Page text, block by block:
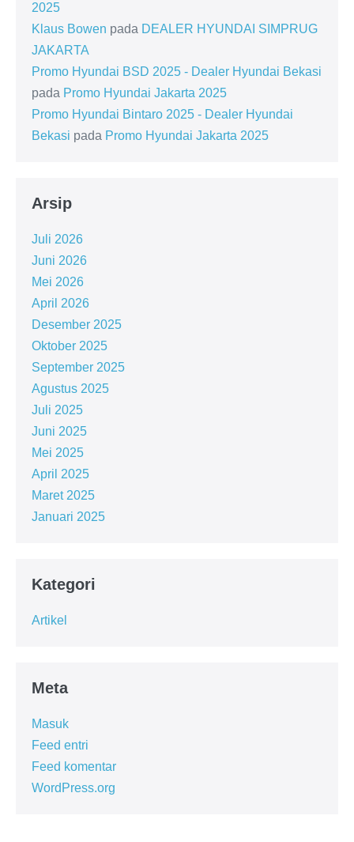
2025
Klaus Bowen pada DEALER HYUNDAI SIMPRUG
JAKARTA
Promo Hyundai BSD 2025 - Dealer Hyundai Bekasi
pada Promo Hyundai Jakarta 2025
Promo Hyundai Bintaro 2025 - Dealer Hyundai
Bekasi pada Promo Hyundai Jakarta 2025
Arsip
Juli 2026
Juni 2026
Mei 2026
April 2026
Desember 2025
Oktober 2025
September 2025
Agustus 2025
Juli 2025
Juni 2025
Mei 2025
April 2025
Maret 2025
Januari 2025
Kategori
Artikel
Meta
Masuk
Feed entri
Feed komentar
WordPress.org